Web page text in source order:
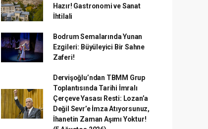
Hazır! Gastronomi ve Sanat
İhtilali
Bodrum Semalarında Yunan
Ezgileri: Büyüleyici Bir Sahne
Zaferi!
Dervişoğlu’ndan TBMM Grup
Toplantısında Tarihi İmralı
Çerçeve Yasası Resti: Lozan’a
Değil Sevr’e İmza Atıyorsunuz,
İhanetin Zaman Aşımı Yoktur!